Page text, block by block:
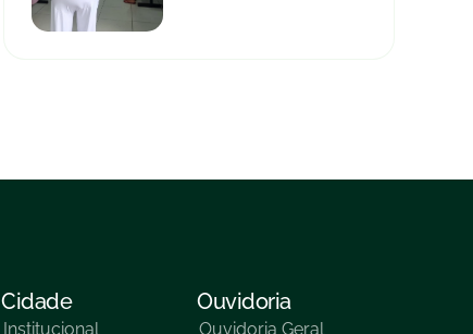
Cidade
Institucional
Ouvidoria
Ouvidoria Geral